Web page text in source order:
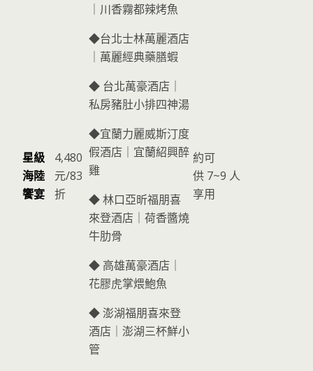
星級
海陸
饗宴
4,480
元/83
折
｜川香霧都辣烤魚
◆台北士林萬麗酒店
｜萬麗經典藥膳蝦
◆ 台北萬豪酒店｜
私房豬肚小排四神湯
◆宜蘭力麗威斯汀度
假酒店｜宜蘭紹興醉
雞
◆ 林口亞昕福朋喜
來登酒店｜荷香醬燒
牛肋骨
◆ 高雄萬豪酒店｜
花膠虎掌煨鮑魚
◆ 澎湖福朋喜來登
酒店｜澎湖三杯鮮小
管
約可
供 7~9 人
享用